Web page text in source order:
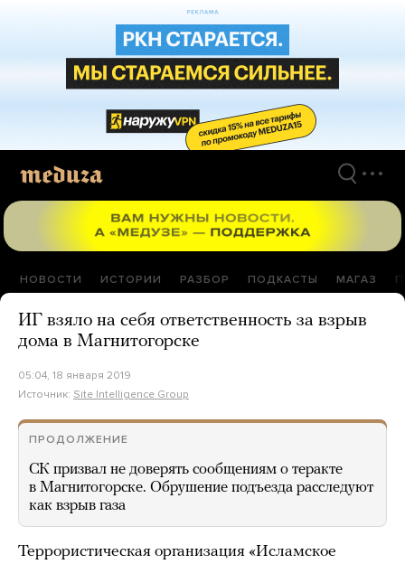
НОВОСТИ ИСТОРИИ РАЗБОР ПОДКАСТЫ МАГАЗ
ИГ взяло на себя ответственность за взрыв
дома в Магнитогорске
05:04, 18 января 2019
Источник: Site Intelligence Group
ПРОДОЛЖЕНИЕ
СК призвал не доверять сообщениям о теракте
в Магнитогорске. Обрушение подъезда расследуют
как взрыв газа
Террористическая организация «Исламское